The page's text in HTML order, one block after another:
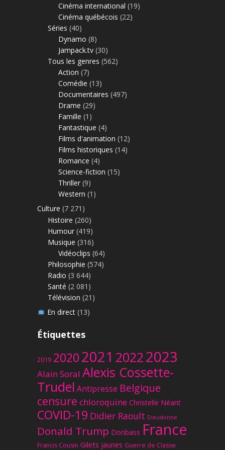
Cinéma international (19)
Cinéma québécois (22)
Séries (40)
Dynamo (8)
Jampack.tv (30)
Tous les genres (562)
Action (7)
Comédie (13)
Documentaires (497)
Drame (29)
Famille (1)
Fantastique (4)
Films d'animation (12)
Films historiques (14)
Romance (4)
Science-fiction (15)
Thriller (9)
Western (1)
Culture (7 271)
Histoire (260)
Humour (419)
Musique (316)
Vidéoclips (64)
Philosophie (574)
Radio (3 644)
Santé (2 081)
Télévision (21)
En direct(13)
Étiquettes
2019 20202021 20222023
Alain Soral Alexis Cossette-
Trudel Antipresse Belgique
censure chloroquine Christelle Néant
COVID-19 Didier Raoult Dieudonné
Donald Trump Donbass France
Francis Cousin Gilets jaunes Guerre de Classe